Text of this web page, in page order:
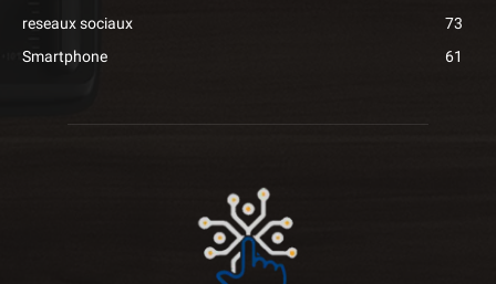
reseaux sociaux
73
Smartphone
61